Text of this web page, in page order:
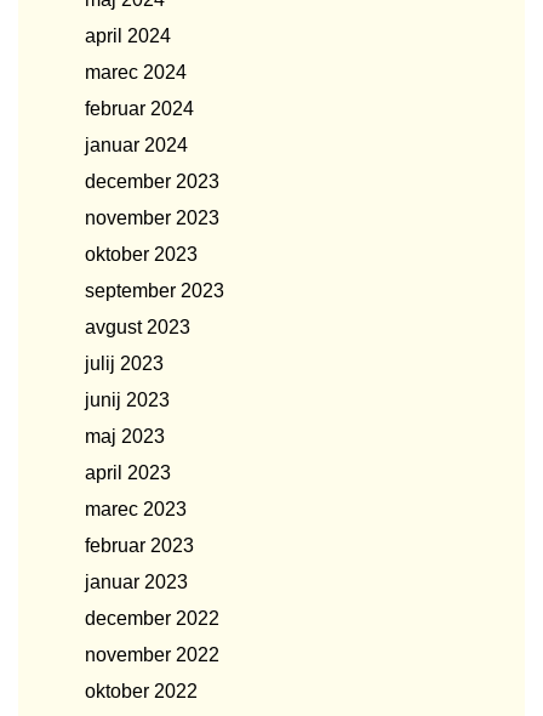
april 2024
marec 2024
februar 2024
januar 2024
december 2023
november 2023
oktober 2023
september 2023
avgust 2023
julij 2023
junij 2023
maj 2023
april 2023
marec 2023
februar 2023
januar 2023
december 2022
november 2022
oktober 2022